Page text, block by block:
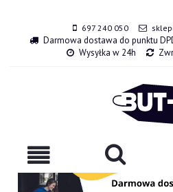
697 240 050
Darmowa dostawa do punktu
Wysyłka w 24h